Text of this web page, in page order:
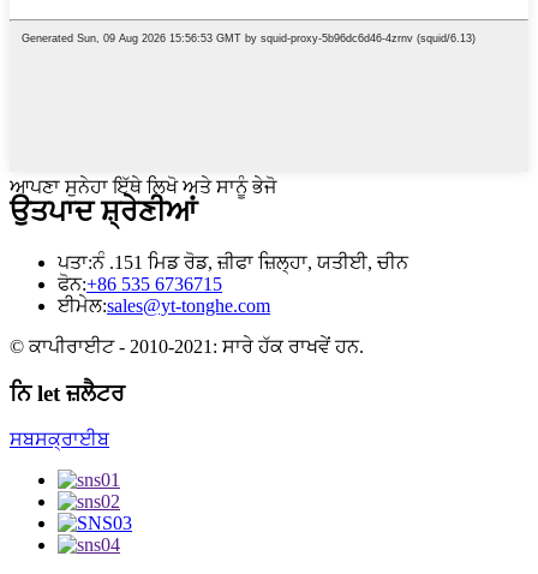
ਆਪਣਾ ਸੁਨੇਹਾ ਇੱਥੇ ਲਿਖੋ ਅਤੇ ਸਾਨੂੰ ਭੇਜੋ
ਉਤਪਾਦ ਸ਼੍ਰੇਣੀਆਂ
ਪਤਾ:ਨੰ .151 ਮਿਡ ਰੋਡ, ਜ਼ੀਫਾ ਜ਼ਿਲ੍ਹਾ, ਯਤੀਈ, ਚੀਨ
ਫੋਨ:+86 535 6736715
ਈਮੇਲ:sales@yt-tonghe.com
© ਕਾਪੀਰਾਈਟ - 2010-2021: ਸਾਰੇ ਹੱਕ ਰਾਖਵੇਂ ਹਨ.
ਨਿ let ਜ਼ਲੈਟਰ
ਸਬਸਕ੍ਰਾਈਬ